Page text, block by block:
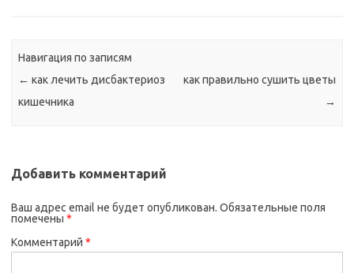
Навигация по записям
← как лечить дисбактериоз
кишечника
как правильно сушить цветы
→
Добавить комментарий
Ваш адрес email не будет опубликован. Обязательные поля
помечены *
Комментарий *